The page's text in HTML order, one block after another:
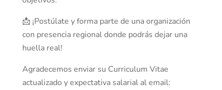
📩 ¡Postúlate y forma parte de una organización
con presencia regional donde podrás dejar una
huella real!
Agradecemos enviar su Curriculum Vitae
actualizado y expectativa salarial al email: